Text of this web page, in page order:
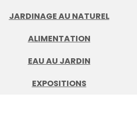
JARDINAGE AU NATUREL
ALIMENTATION
EAU AU JARDIN
EXPOSITIONS